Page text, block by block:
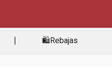
🛍️Rebajas